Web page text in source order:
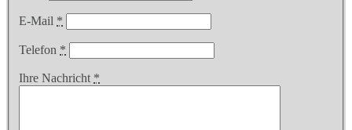
E-Mail *
Telefon *
Ihre Nachricht *